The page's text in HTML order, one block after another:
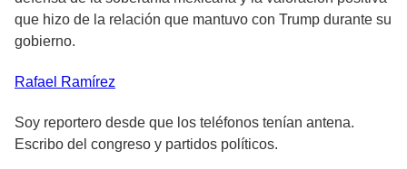
que hizo de la relación que mantuvo con Trump durante su
gobierno.
Rafael Ramírez
Soy reportero desde que los teléfonos tenían antena.
Escribo del congreso y partidos políticos.